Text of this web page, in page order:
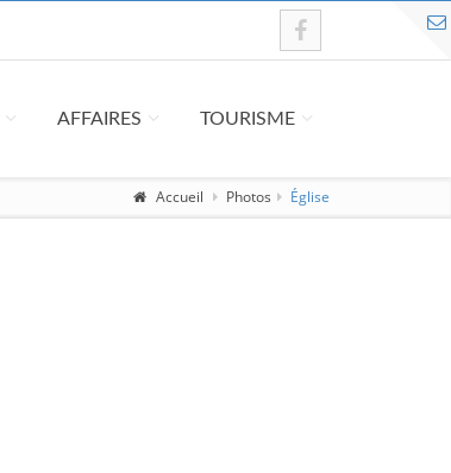
AFFAIRES TOURISME
Accueil Photos Église